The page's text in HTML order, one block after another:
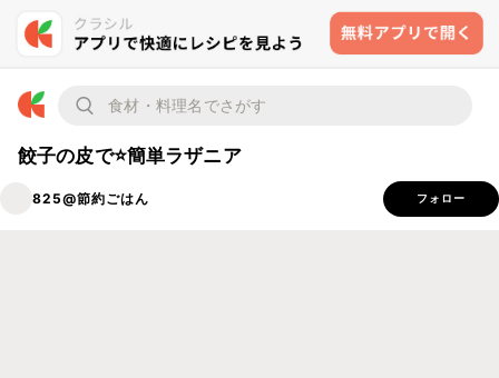
餃子の皮で⭐️簡単ラザニア
825@節約ごはん フォロー